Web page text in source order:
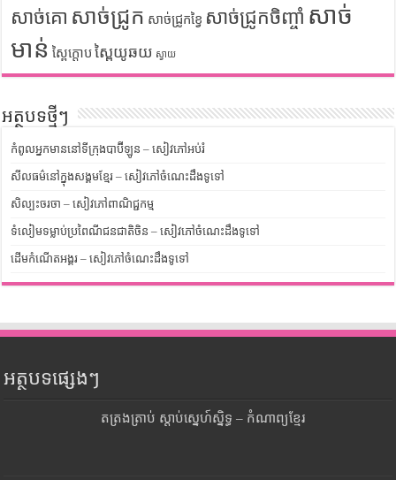
សាច់គោ សាច់ជ្រូក សាច់ជ្រូកខ្វៃ សាច់ជ្រូកចិញ្ចាំ សាច់
មាន់ ស្ពៃក្តោប ស្ពៃយូឆយ ស្វាយ
អត្ថបទថ្មីៗ
កំពូលអ្នកមាននៅទីក្រុងបាប៊ីឡូន – សៀវភៅអប់រំ
សីលធម៌នៅក្នុងសង្គមខ្មែរ – សៀវភៅចំណេះដឹងទូទៅ
សិល្បះចរចា – សៀវភៅពាណិជ្ជកម្ម
ទំលៀមទម្លាប់ប្រពៃណីជនជាតិចិន – សៀវភៅចំណេះដឹងទូទៅ
ដើមកំណើតអង្គរ – សៀវភៅចំណេះដឹងទូទៅ
អត្ថបទផ្សេងៗ
តត្រងត្រាប់ ស្តាប់ស្នេហ៍ស្និទ្ធ – កំណាព្យខ្មែរ